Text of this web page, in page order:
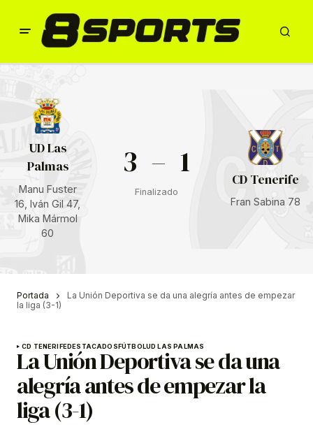
UD Las
Palmas
Manu Fuster
16, Iván Gil 47,
Mika Mármol
60
3 – 1
Finalizado
CD Tenerife
Fran Sabina 78
Portada
La Unión Deportiva se da una alegría antes de empezar
la liga (3-1)
CD TENERIFEDESTACADOSFÚTBOLUD LAS PALMAS
La Unión Deportiva se da una
alegría antes de empezar la
liga (3-1)